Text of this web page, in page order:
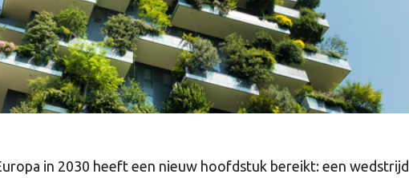
in 2030 heeft een nieuw hoofdstuk bereikt: een wedstrijd